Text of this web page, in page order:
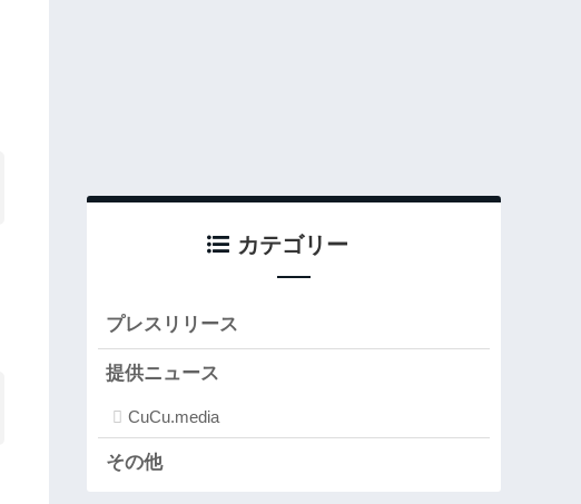
カテゴリー
プレスリリース
提供ニュース
CuCu.media
その他